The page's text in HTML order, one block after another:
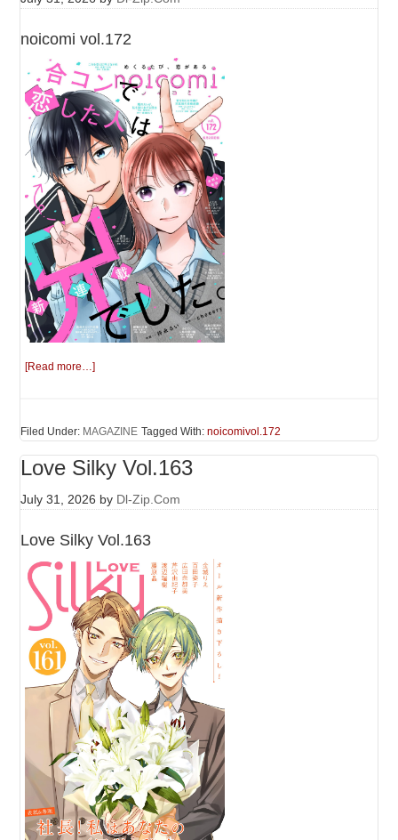
noicomi vol.172
[Read more…]
Filed Under: MAGAZINE Tagged With:noicomivol.172
Love Silky Vol.163
July 31, 2026 by Dl-Zip.Com
Love Silky Vol.163